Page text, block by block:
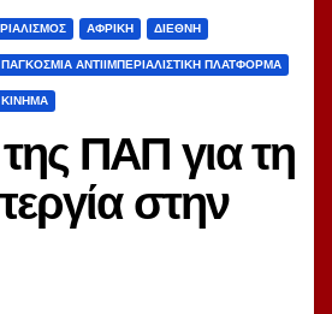
ΑΦΡΙΚΉ ΔΙΕΘΝΉ
ΠΑΓΚΌΣΜΙΑ ΑΝΤΙΙΜΠΕΡΙΑΛΙΣΤΙΚΉ ΠΛΑΤΦΌΡΜΑ
ΠΑΠ για τη
στην